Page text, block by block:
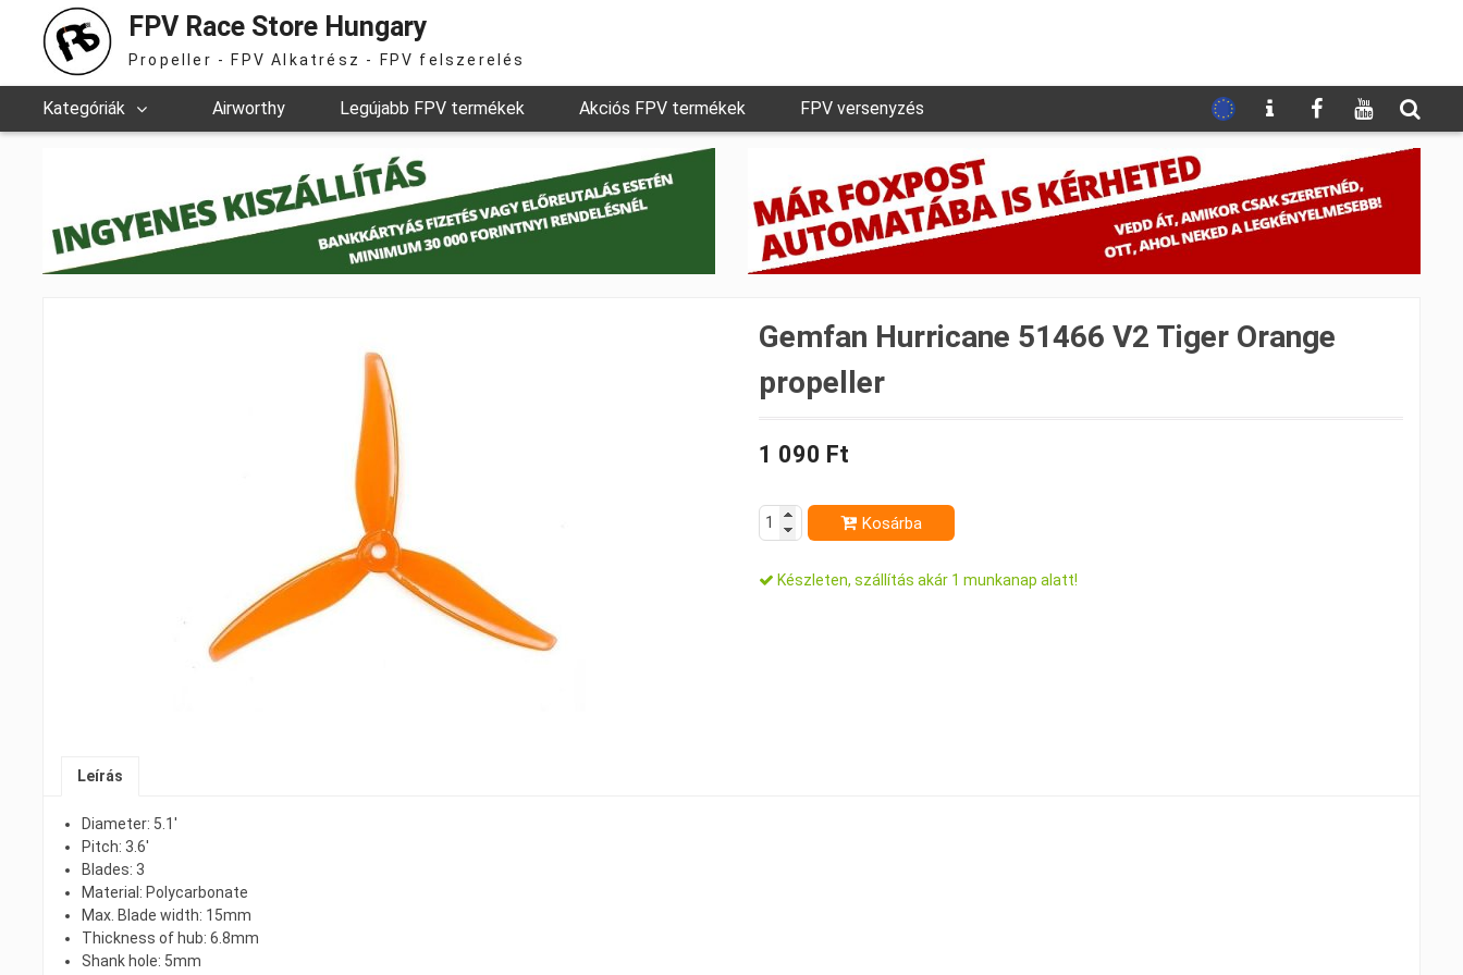
FPV Race Store Hungary
Propeller - FPV Alkatrész - FPV felszerelés
Kategóriák Airworthy Legújabb FPV termékek Akciós FPV termékek FPV versenyzés
Gemfan Hurricane 51466 V2 Tiger Orange
propeller
1 090 Ft
Kosárba
Készleten, szállítás akár 1 munkanap alatt!
Leírás
Diameter: 5.1′
Pitch: 3.6′
Blades: 3
Material: Polycarbonate
Max. Blade width: 15mm
Thickness of hub: 6.8mm
Shank hole: 5mm